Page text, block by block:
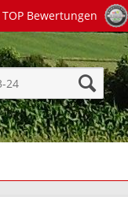
TOP Bewertungen